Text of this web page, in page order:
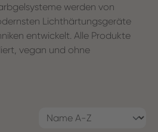
werden von
Lichthärtungsgeräte
entwickelt. Alle Produkte
vegan und ohne